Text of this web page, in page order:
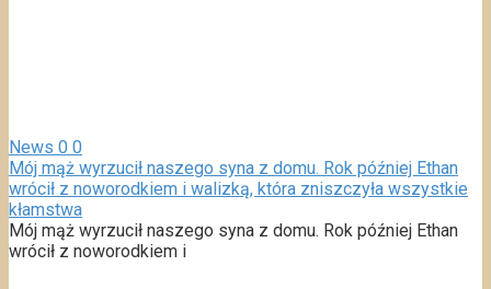
News 0 0
Mój mąż wyrzucił naszego syna z domu. Rok później Ethan
wrócił z noworodkiem i walizką, która zniszczyła wszystkie
kłamstwa
Mój mąż wyrzucił naszego syna z domu. Rok później Ethan
wrócił z noworodkiem i